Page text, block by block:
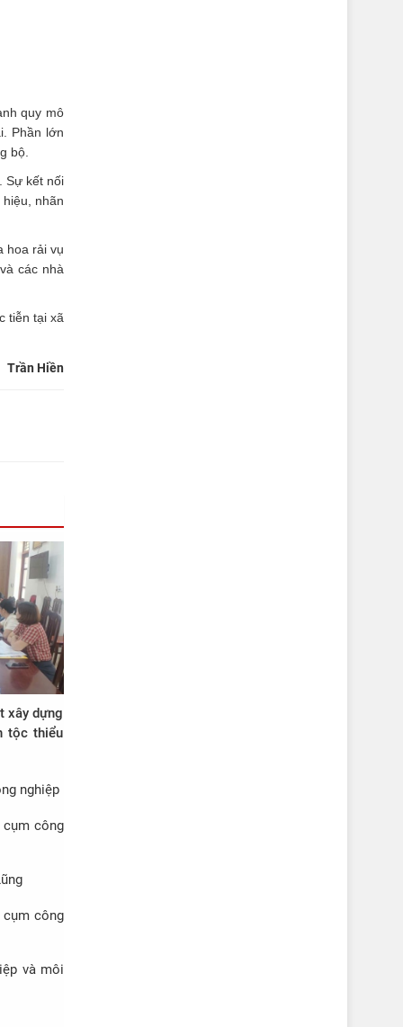
quy mô
Phần lớn
bộ.
Sự kết nối
nhãn
hoa rải vụ
các nhà
tiễn tại xã
Trần Hiền
xây dựng
tộc thiểu
nghiệp
công
công
và môi